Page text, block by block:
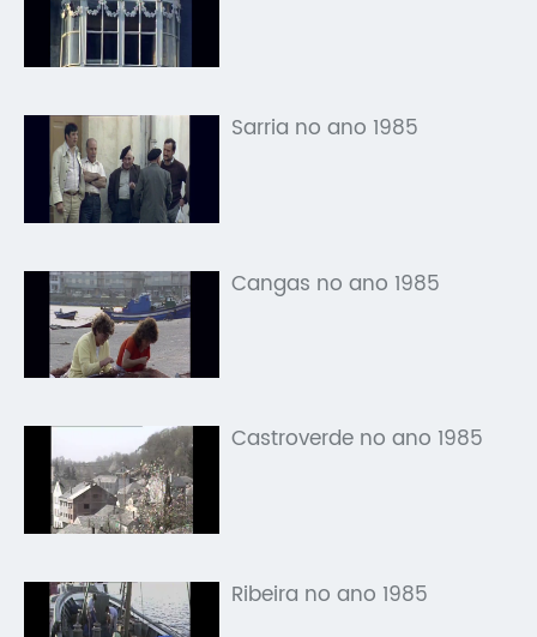
Sarria no ano 1985
Cangas no ano 1985
Castroverde no ano 1985
Ribeira no ano 1985